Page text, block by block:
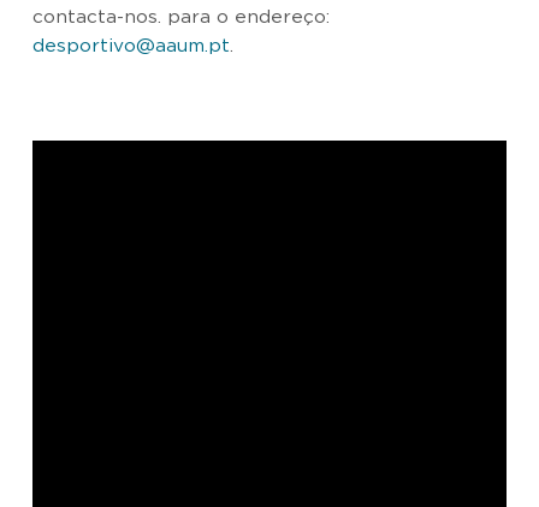
contacta-nos. para o endereço:
desportivo@aaum.pt.